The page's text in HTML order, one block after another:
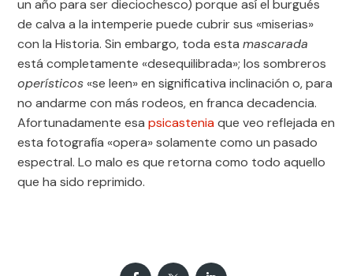
un año para ser dieciochesco) porque así el burgués
de calva a la intemperie puede cubrir sus «miserias»
con la Historia. Sin embargo, toda estamascarada
está completamente «desequilibrada»; los sombreros
operísticos«se leen» en significativa inclinación o, para
no andarme con más rodeos, en franca decadencia.
Afortunadamente esapsicasteniaque veo reflejada en
esta fotografía «opera» solamente como un pasado
espectral. Lo malo es que retorna como todo aquello
que ha sido reprimido.